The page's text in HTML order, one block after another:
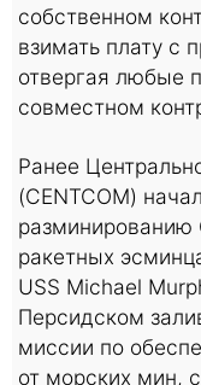
собственном
взимать плату с
отвергая любые
совместном
Ранее
(CENTCOM)
разминированию
ракетных
USS Michael
Персидском
миссии по
от морских мин,